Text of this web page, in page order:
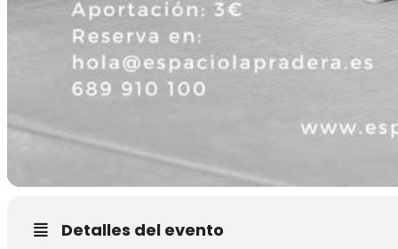
Detalles del evento